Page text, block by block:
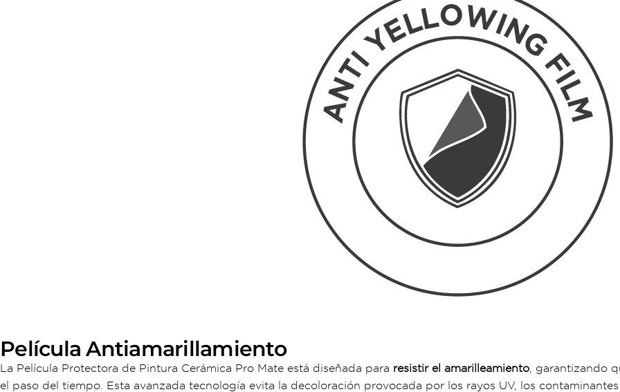
Película Antiamarillamiento
La Película Protectora de Pintura Cerámica Pro Mate está diseñada para resistir el amarilleamiento , garantizando
el paso del tiempo. Esta avanzada tecnología evita la decoloración provocada por los rayos UV, los